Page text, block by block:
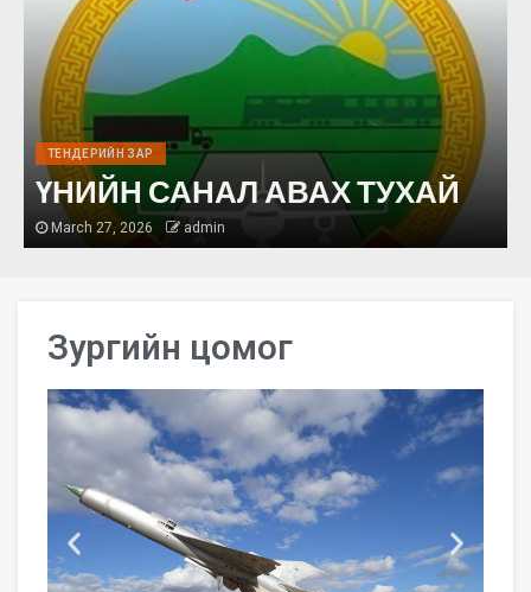
ТЕНДЕРИЙН ЗАР
ҮНИЙН САНАЛ АВАХ ТУХАЙ
March 27, 2026 admin
Зургийн цомог